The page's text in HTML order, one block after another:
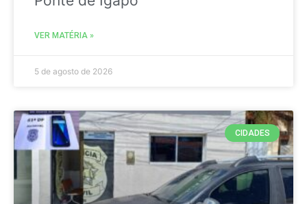
VER MATÉRIA »
5 de agosto de 2026
CIDADES